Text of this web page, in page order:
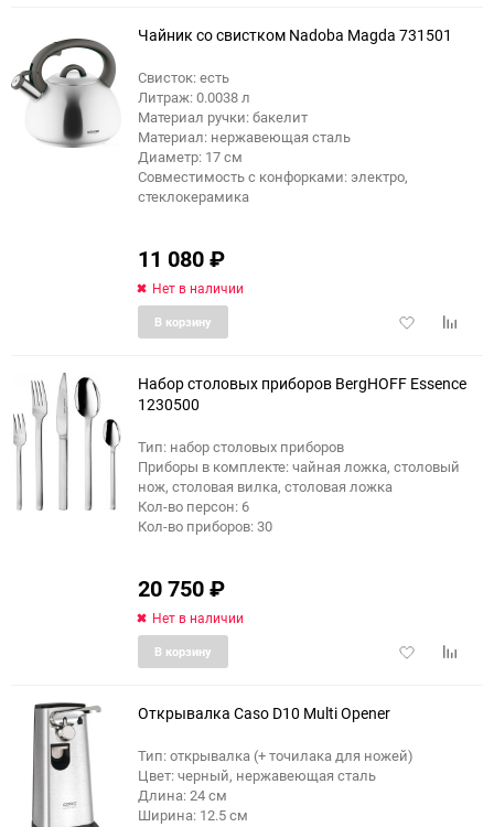
Чайник со свистком Nadoba Magda 731501
Свисток: есть
Литраж: 0.0038 л
Материал ручки: бакелит
Материал: нержавеющая сталь
Диаметр: 17 см
Совместимость с конфорками: электро,
стеклокерамика
11 080₽
Нет в наличии
Добавить
В корзину
Набор столовых приборов BergHOFF Essence
1230500
Тип: набор столовых приборов
Приборы в комплекте: чайная ложка, столовый
нож, столовая вилка, столовая ложка
Кол-во персон: 6
Кол-во приборов: 30
20 750₽
Нет в наличии
Добавить
В корзину
Открывалка Caso D10 Multi Opener
Тип: открывалка (+ точилака для ножей)
Цвет: черный, нержавеющая сталь
Длина: 24 см
Ширина: 12.5 см